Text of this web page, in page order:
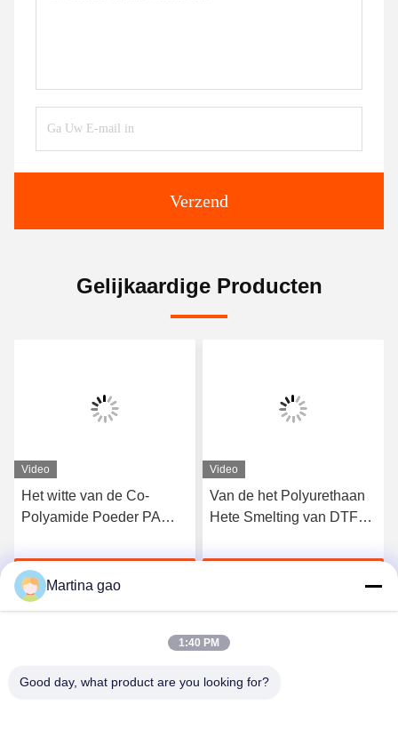
Verzend
Gelijkaardige Producten
Video
Het witte van de Co-
Polyamide Poeder PA
voor de Druk van de
HitteoverdrachtKrijg Beste Prijs
Video
Van de het Polyurethaan
Hete Smelting van DTF
Zelfklevende Poeder voor
Martina gao
1:40 PM
Good day, what product are you looking for?